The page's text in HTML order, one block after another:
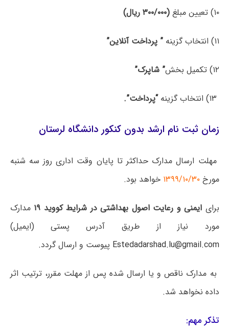
۱۰) تعیین مبلغ (۳۰۰/۰۰۰ ریال)
۱۱) انتخاب گزینه ” پرداخت آنلاین”
۱۲) تکمیل بخش ” شاپرک”
“پرداخت”.
زمان ثبت نام ارشد بدون کنکور دانشگاه لرستان
مهلت ارسال مدارک حداکثر تا پایان وقت اداری روز سه شنبه
مورخ۱۳۹۹/۱۰/۳۰ خواهد بود.
برای ایمنی و رعایت اصول بهداشتی در شرایط کووید ۱۹
مدارک
مورد نیاز از طریق آدرس پستی (ایمیل)
Estedadarshad.lu@gmail.com پیوست و ارسال گردد.
به مدارک ناقص و یا ارسال شده پس از مهلت مقرر، ترتیب اثر
داده نخواهد شد.
تذکر مهم: